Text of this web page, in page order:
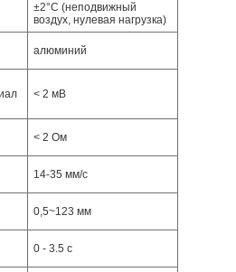
±2°С (неподвижный
воздух, нулевая нагрузка)
алюминий
< 2 мВ
< 2 Ом
14-35 мм/с
0,5~123 мм
0 - 3.5 с